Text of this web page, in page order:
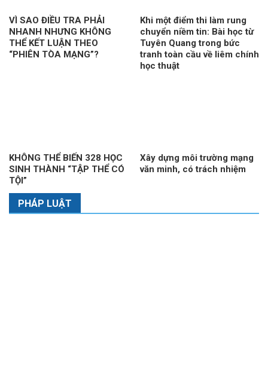
VÌ SAO ĐIỀU TRA PHẢI
NHANH NHƯNG KHÔNG
THỂ KẾT LUẬN THEO
“PHIÊN TÒA MẠNG”?
Khi một điểm thi làm rung
chuyển niềm tin: Bài học từ
Tuyên Quang trong bức
tranh toàn cầu về liêm chính
học thuật
KHÔNG THỂ BIẾN 328 HỌC
SINH THÀNH “TẬP THỂ CÓ
TỘI”
Xây dựng môi trường mạng
văn minh, có trách nhiệm
PHÁP LUẬT